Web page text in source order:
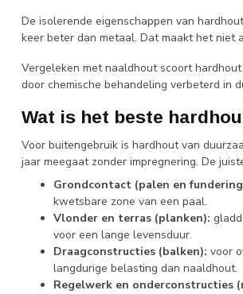
De isolerende eigenschappen van
keer beter dan metaal. Dat maakt het niet
Vergeleken met naaldhout scoort
door chemische behandeling verbeterd in
Wat is het beste
Voor buitengebruik is hardhout van
jaar meegaat zonder impregnering. De
Grondcontact (palen en
kwetsbare zone van een paal.
Vlonder en terras (planken):
voor een lange levensduur.
Draagconstructies (balken): voor
langdurige belasting dan naaldhout.
Regelwerk en onderconstructies